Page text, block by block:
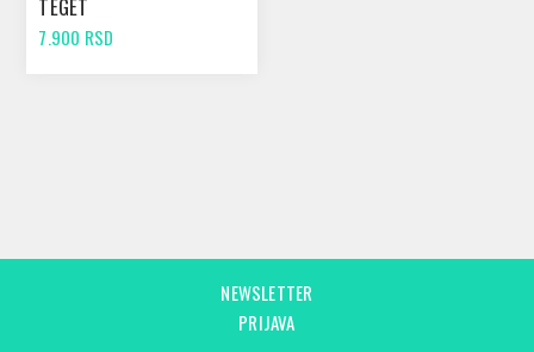
TEGET
7.900 RSD
NEWSLETTER
PRIJAVA